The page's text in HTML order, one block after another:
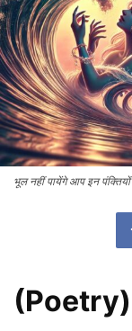
भूल नहीं पायेंगे आप इन पंक्तियों
(Poetry)